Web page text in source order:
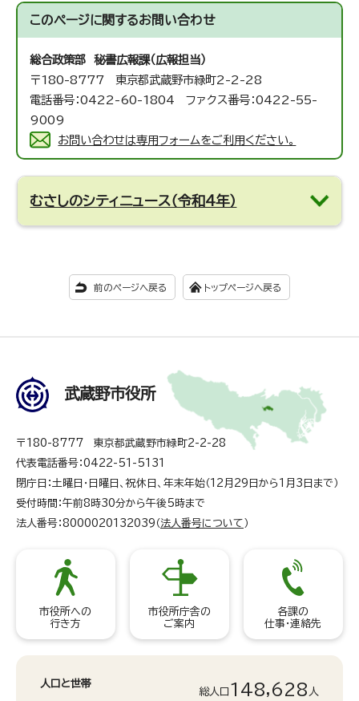
このページに関するお問い合わせ
総合政策部 秘書広報課（広報担当）
〒180-8777 東京都武蔵野市緑町2-2-28
電話番号：0422-60-1804 ファクス番号：0422-55-
9009
お問い合わせは専用フォームをご利用ください。
むさしのシティニュース（令和4年）
前のページへ戻る トップページへ戻る
武蔵野市役所
〒180-8777 東京都武蔵野市緑町2-2-28
代表電話番号：0422-51-5131
閉庁日：土曜日・日曜日、祝休日、年末年始（12月29日から1月3日まで）
受付時間：午前8時30分から午後5時まで
法人番号：8000020132039（ 法人番号について ）
市役所への
行き方
市役所庁舎の
ご案内
各課の
仕事・連絡先
人口と世帯
総人口 148,628 人